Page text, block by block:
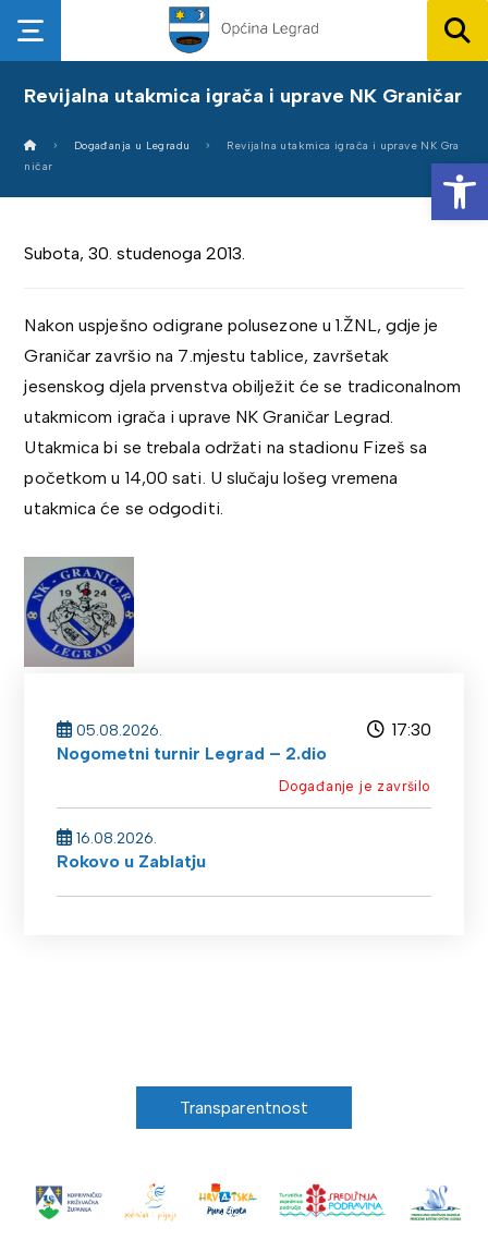
Revijalna utakmica igrača i uprave NK Graničar
Događanja u Legradu
Revijalna utakmica igrača i uprave NK Gra
ničar
Subota, 30. studenoga 2013.
Nakon uspješno odigrane polusezone u 1.ŽNL, gdje je
Graničar završio na 7.mjestu tablice, završetak
jesenskog djela prvenstva obilježit će se tradiconalnom
utakmicom igrača i uprave NK Graničar Legrad.
Utakmica bi se trebala održati na stadionu Fizeš sa
početkom u 14,00 sati. U slučaju lošeg vremena
utakmica će se odgoditi.
05.08.2026.
17:30
Nogometni turnir Legrad – 2.dio
Događanje je završilo
16.08.2026.
Rokovo u Zablatju
Transparentnost